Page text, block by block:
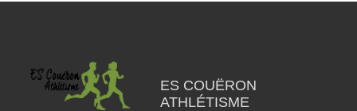
ES COUËRON
ATHLÉTISME